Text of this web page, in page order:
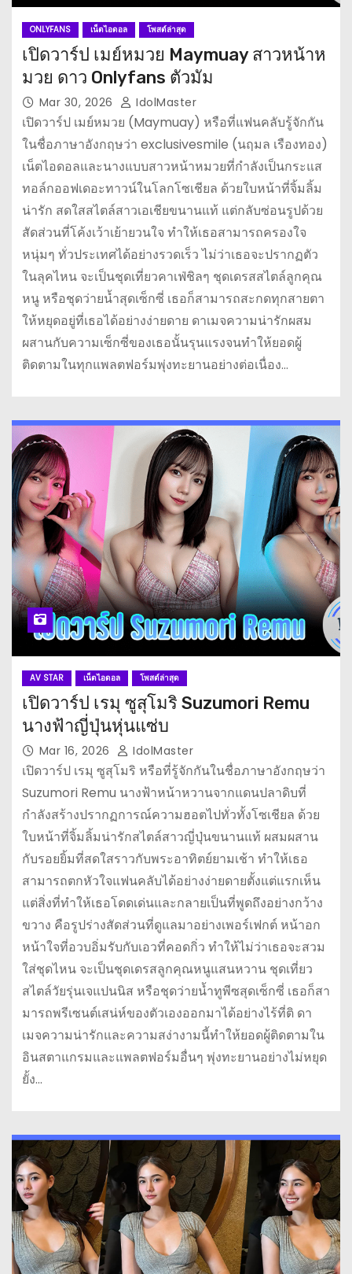
ONLYFANS เน็ตไอดอล โพสต์ล่าสุด
เปิดวาร์ป เมย์หมวย Maymuay สาวหน้าห
มวย ดาว Onlyfans ตัวมัม
Mar 30, 2026 IdolMaster
เปิดวาร์ป เมย์หมวย (Maymuay) หรือที่แฟนคลับรู้จักกัน
ในชื่อภาษาอังกฤษว่า exclusivesmile (นฤมล เรืองทอง)
เน็ตไอดอลและนางแบบสาวหน้าหมวยที่กำลังเป็นกระแส
ทอล์กออฟเดอะทาวน์ในโลกโซเชียล ด้วยใบหน้าที่จิ้มลิ้ม
น่ารัก สดใสสไตล์สาวเอเชียขนานแท้ แต่กลับซ่อนรูปด้วย
สัดส่วนที่โค้งเว้าเย้ายวนใจ ทำให้เธอสามารถครองใจ
หนุ่มๆ ทั่วประเทศได้อย่างรวดเร็ว ไม่ว่าเธอจะปรากฏตัว
ในลุคไหน จะเป็นชุดเที่ยวคาเฟ่ชิลๆ ชุดเดรสสไตล์ลูกคุณ
หนู หรือชุดว่ายน้ำสุดเซ็กซี่ เธอก็สามารถสะกดทุกสายตา
ให้หยุดอยู่ที่เธอได้อย่างง่ายดาย ดาเมจความน่ารักผสม
ผสานกับความเซ็กซี่ของเธอนั้นรุนแรงจนทำให้ยอดผู้
ติดตามในทุกแพลตฟอร์มพุ่งทะยานอย่างต่อเนื่อง…
AV STAR เน็ตไอดอล โพสต์ล่าสุด
เปิดวาร์ป เรมุ ซูสุโมริ Suzumori Remu
นางฟ้าญี่ปุ่นหุ่นแซ่บ
Mar 16, 2026 IdolMaster
เปิดวาร์ป เรมุ ซูสุโมริ หรือที่รู้จักกันในชื่อภาษาอังกฤษว่า
Suzumori Remu นางฟ้าหน้าหวานจากแดนปลาดิบที่
กำลังสร้างปรากฏการณ์ความฮอตไปทั่วทั้งโซเชียล ด้วย
ใบหน้าที่จิ้มลิ้มน่ารักสไตล์สาวญี่ปุ่นขนานแท้ ผสมผสาน
กับรอยยิ้มที่สดใสราวกับพระอาทิตย์ยามเช้า ทำให้เธอ
สามารถตกหัวใจแฟนคลับได้อย่างง่ายดายตั้งแต่แรกเห็น
แต่สิ่งที่ทำให้เธอโดดเด่นและกลายเป็นที่พูดถึงอย่างกว้าง
ขวาง คือรูปร่างสัดส่วนที่ดูแลมาอย่างเพอร์เฟกต์ หน้าอก
หน้าใจที่อวบอิ่มรับกับเอวที่คอดกิ่ว ทำให้ไม่ว่าเธอจะสวม
ใส่ชุดไหน จะเป็นชุดเดรสลูกคุณหนูแสนหวาน ชุดเที่ยว
สไตล์วัยรุ่นเจแปนนิส หรือชุดว่ายน้ำทูพีซสุดเซ็กซี่ เธอก็สา
มารถพรีเซนต์เสน่ห์ของตัวเองออกมาได้อย่างไร้ที่ติ ดา
เมจความน่ารักและความสง่างามนี้ทำให้ยอดผู้ติดตามใน
อินสตาแกรมและแพลตฟอร์มอื่นๆ พุ่งทะยานอย่างไม่หยุด
ยั้ง…